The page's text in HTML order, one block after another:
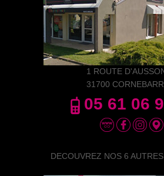
1 ROUTE
31700
05 61 06
DECOUVREZ NOS 6